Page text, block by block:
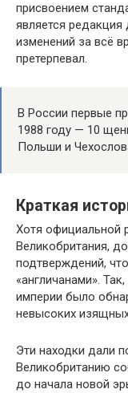
присвоением
является
изменений за всё
претерпевал.
В России первые
1988 году — 10
Польши и
Краткая
Хотя официальной
Великобритания,
подтверждений,
«англичанами».
империи было
невысоких
Эти находки дали
Великобританию
до начала новой